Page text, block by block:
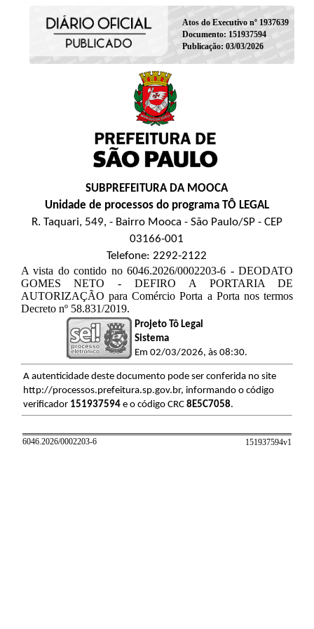
Atos do Executivo nº 1937639
Documento: 151937594
Publicação: 03/03/2026
SUBPREFEITURA DA MOOCA
Unidade de processos do programa TÔ LEGAL
R. Taquari, 549, - Bairro Mooca - São Paulo/SP - CEP
03166-001
Telefone: 2292-2122
A vista do contido no 6046.2026/0002203-6 - DEODATO
GOMES NETO - DEFIRO A PORTARIA DE
AUTORIZAÇÃO para Comércio Porta a Porta nos termos
Decreto nº 58.831/2019.
Projeto Tô Legal
Sistema
Em 02/03/2026, às 08:30.
A autenticidade deste documento pode ser conferida no site
http://processos.prefeitura.sp.gov.br, informando o código
verificador 151937594e o código CRC 8E5C7058.
6046.2026/0002203-6 151937594v1